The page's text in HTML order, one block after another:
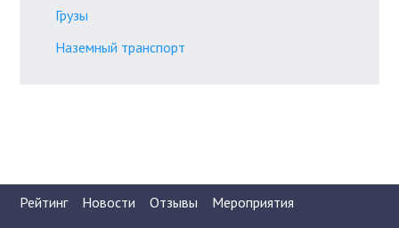
Грузы
Наземный транспорт
Рейтинг Новости Отзывы
Мероприятия